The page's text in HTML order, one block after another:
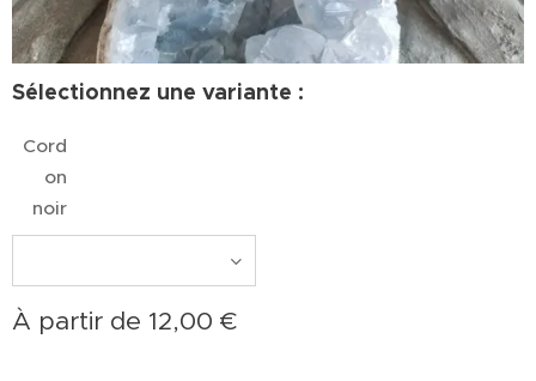
Sélectionnez une variante :
Cord
on
noir
À partir de 12,00 €